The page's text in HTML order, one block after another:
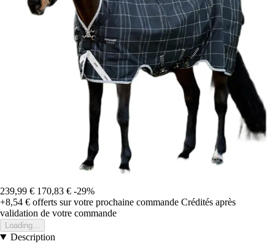
239,99 € 170,83 € -29%
+8,54 € offerts sur votre prochaine commande Crédités après
validation de votre commande
Loading...
Description